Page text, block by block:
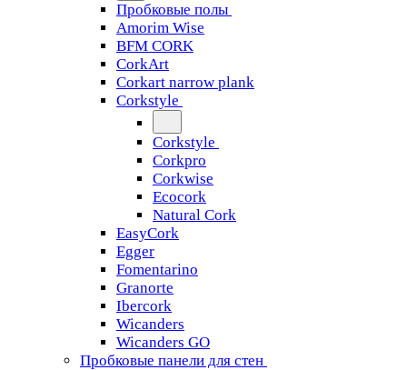
Пробковые полы
Amorim Wise
BFM CORK
CorkArt
Corkart narrow plank
Corkstyle
Corkstyle
Corkpro
Corkwise
Ecocork
Natural Cork
EasyCork
Egger
Fomentarino
Granorte
Ibercork
Wicanders
Wicanders GO
Пробковые панели для стен